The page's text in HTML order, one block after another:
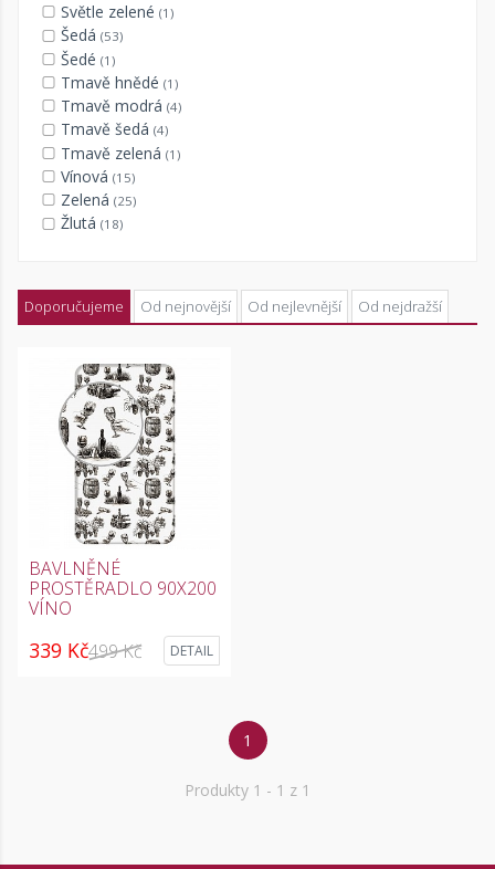
Světle zelené (1)
Šedá (53)
Šedé (1)
Tmavě hnědé (1)
Tmavě modrá (4)
Tmavě šedá (4)
Tmavě zelená (1)
Vínová (15)
Zelená (25)
Žlutá (18)
Doporučujeme Od nejnovější Od nejlevnější Od nejdražší
BAVLNĚNÉ
PROSTĚRADLO 90X200
VÍNO
339 Kč499 Kč DETAIL
1
Produkty 1 - 1 z 1